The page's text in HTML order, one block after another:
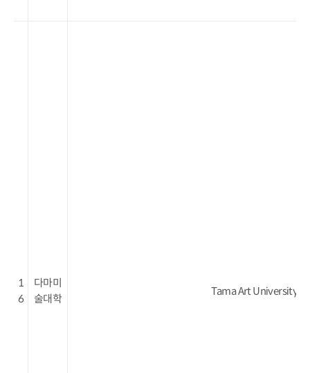
1
6
다마미
술대학
Tama Art University